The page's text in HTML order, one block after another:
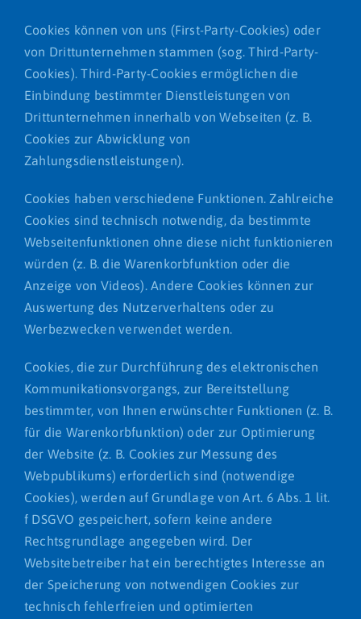
Cookies können von uns (First-Party-Cookies) oder
von Drittunternehmen stammen (sog. Third-Party-
Cookies). Third-Party-Cookies ermöglichen die
Einbindung bestimmter Dienstleistungen von
Drittunternehmen innerhalb von Webseiten (z. B.
Cookies zur Abwicklung von
Zahlungsdienstleistungen).
Cookies haben verschiedene Funktionen. Zahlreiche
Cookies sind technisch notwendig, da bestimmte
Webseitenfunktionen ohne diese nicht funktionieren
würden (z. B. die Warenkorbfunktion oder die
Anzeige von Videos). Andere Cookies können zur
Auswertung des Nutzerverhaltens oder zu
Werbezwecken verwendet werden.
Cookies, die zur Durchführung des elektronischen
Kommunikationsvorgangs, zur Bereitstellung
bestimmter, von Ihnen erwünschter Funktionen (z. B.
für die Warenkorbfunktion) oder zur Optimierung
der Website (z. B. Cookies zur Messung des
Webpublikums) erforderlich sind (notwendige
Cookies), werden auf Grundlage von Art. 6 Abs. 1 lit.
f DSGVO gespeichert, sofern keine andere
Rechtsgrundlage angegeben wird. Der
Websitebetreiber hat ein berechtigtes Interesse an
der Speicherung von notwendigen Cookies zur
technisch fehlerfreien und optimierten